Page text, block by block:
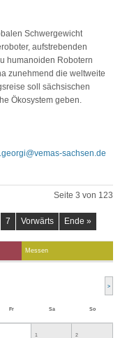
Schwergewicht
aufstrebenden
humanoiden Robotern
zunehmend die weltweite
soll sächsischen
Ökosystem geben.
sachsen.de
Seite 3 von 123
7 Vorwärts Ende »
Messen
>
Fr Sa So
1 2